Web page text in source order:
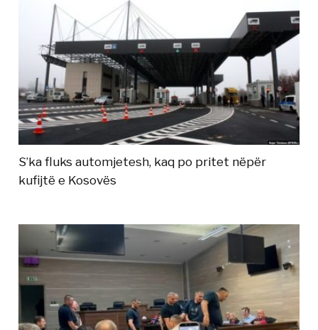
S’ka fluks automjetesh, kaq po pritet nëpër
kufijtë e Kosovës